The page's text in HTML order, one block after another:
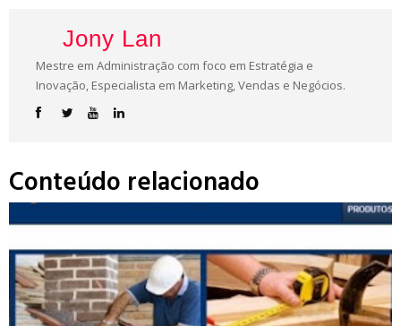
Jony Lan
Mestre em Administração com foco em Estratégia e
Inovação, Especialista em Marketing, Vendas e Negócios.
Conteúdo relacionado